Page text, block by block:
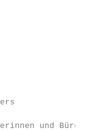
und Bürger,